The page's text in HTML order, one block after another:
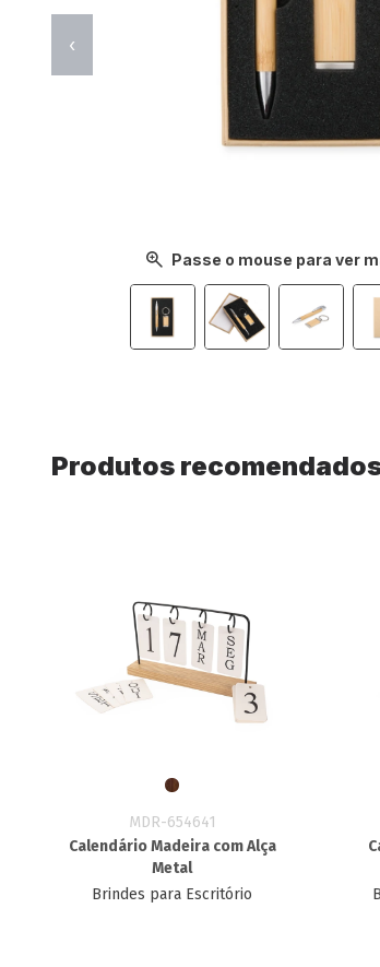
Passe o mouse para ver
‹
Produtos
MDR-654641
Calendário Madeira com Alça
Metal
Brindes para Escritório